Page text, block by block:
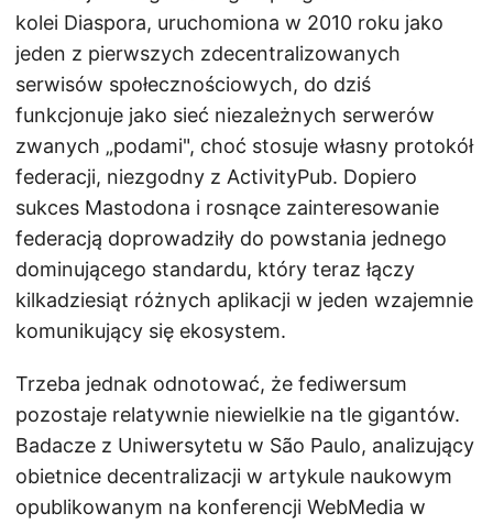
kolei Diaspora, uruchomiona w 2010 roku jako
jeden z pierwszych zdecentralizowanych
serwisów społecznościowych, do dziś
funkcjonuje jako sieć niezależnych serwerów
zwanych „podami", choć stosuje własny protokół
federacji, niezgodny z ActivityPub. Dopiero
sukces Mastodona i rosnące zainteresowanie
federacją doprowadziły do powstania jednego
dominującego standardu, który teraz łączy
kilkadziesiąt różnych aplikacji w jeden wzajemnie
komunikujący się ekosystem.
Trzeba jednak odnotować, że fediwersum
pozostaje relatywnie niewielkie na tle gigantów.
Badacze z Uniwersytetu w São Paulo, analizujący
obietnice decentralizacji w artykule naukowym
opublikowanym na konferencji WebMedia w